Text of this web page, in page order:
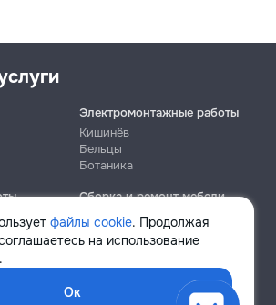
файлы cookie. Продолжая
на использование
Ок
Электромонтажные работы
Кишинёв
Бельцы
Ботаника
Сборка и ремонт мебели
Кишинёв
Ботаника